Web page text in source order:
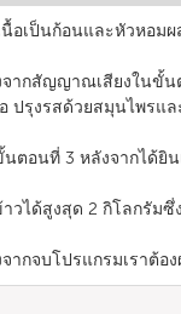
นื้อเป็นก้อนและหัวหอม
ากสัญญาณเสียงในขั้น
ปรุงรสด้วยสมุนไพรแล
ตอนที่ 3 หลังจากได้ยิ
วได้สูงสุด 2 กิโลกรัม
ากจบโปรแกรมเราต้อ